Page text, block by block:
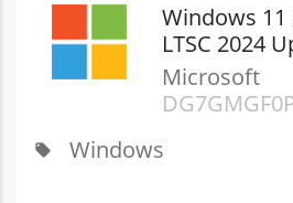
Windows
LTSC 2024
(Commercial)
Microsoft
local_offer Windows